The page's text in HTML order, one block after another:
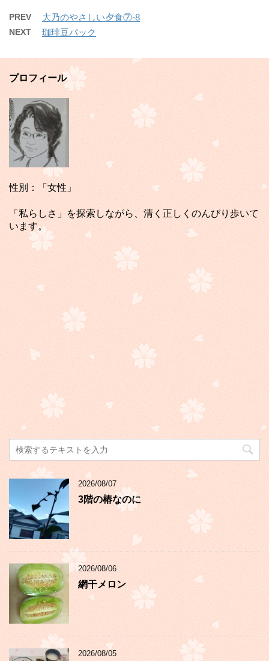
PREV 大乃のやさしい夕食⑦-8
NEXT 珈琲豆パック
プロフィール
性別：「女性」
「私らしさ」を探索しながら、清く正しくのんびり歩いて
います。
2026/08/07
3階の椿なのに
2026/08/06
網干メロン
2026/08/05